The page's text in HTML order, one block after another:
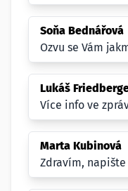
Soňa Bednářová
Ozvu se Vám
Lukáš
Více info ve
Marta Kubinová
Zdravím, napište